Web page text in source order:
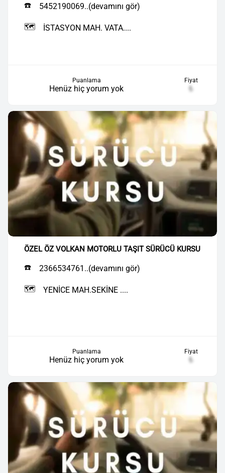
☎️ 5452190069..(devamını gör)
🗺️ İSTASYON MAH. VATA....
Puanlama
Henüz hiç yorum yok
Fiyat
₺
ÖZEL ÖZ VOLKAN MOTORLU TAŞIT SÜRÜCÜ KURSU
☎️ 2366534761..(devamını gör)
🗺️ YENİCE MAH.SEKİNE ....
Puanlama
Henüz hiç yorum yok
Fiyat
₺